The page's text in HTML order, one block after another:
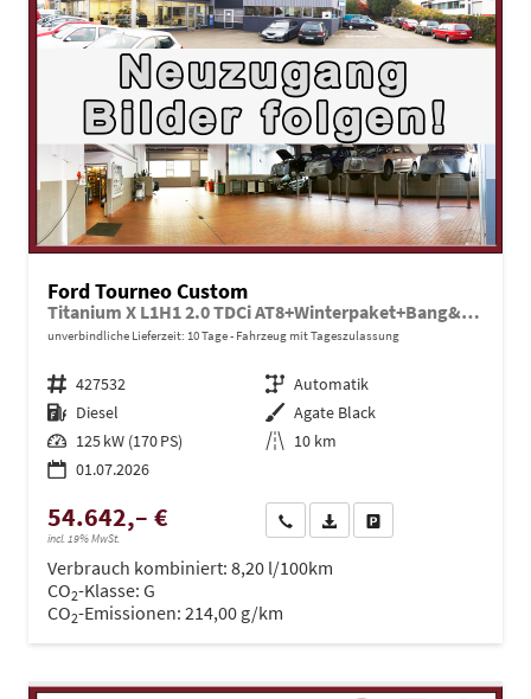
Ford Tourneo Custom
Titanium X L1H1 2.0 TDCi AT8+Winterpaket+Bang&Olufsen
unverbindliche Lieferzeit: 10 Tage Fahrzeug mit Tageszulassung
Fahrzeugnr. 427532 Getriebe Automatik
Kraftstoff Diesel Außenfarbe Agate Black
Leistung 125 kW (170 PS) Kilometerstand 10 km
01.07.2026
54.642,– €
incl. 19% MwSt.
Wir rufen Sie anPDF-Datei, Fahrzeugexposé
Verbrauch kombiniert: 8,20 l/100km
CO2-Klasse: G
CO2-Emissionen: 214,00 g/km